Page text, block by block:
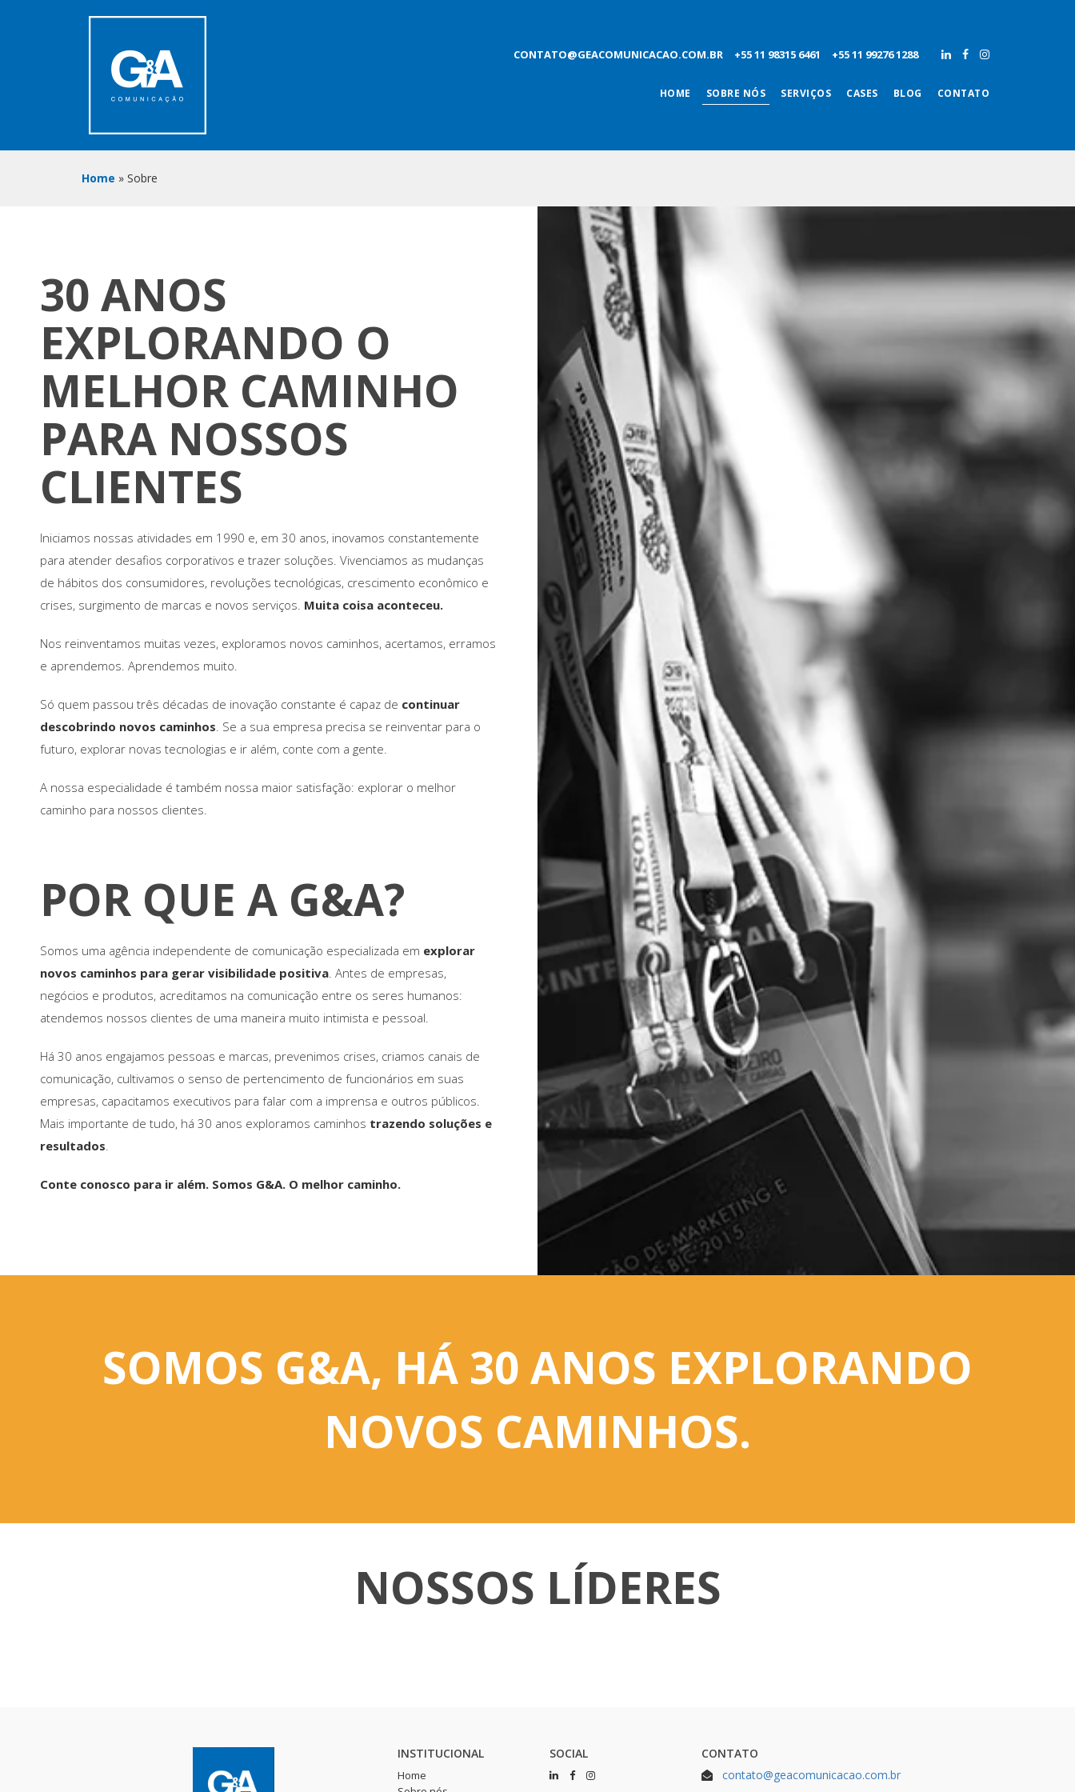
SERVIÇOS
CASES
BLOG
CONTATO
CONTATO@GEACOMUNICACAO.COM.BR +55 11 98315 6461 +55 11 99276 1288
HOME SOBRE NÓS SERVIÇOS CASES BLOG CONTATO
Home » Sobre
30 ANOS
EXPLORANDO O
MELHOR CAMINHO
PARA NOSSOS
CLIENTES
Iniciamos nossas atividades em 1990 e, em 30 anos, inovamos constantemente
para atender desafios corporativos e trazer soluções. Vivenciamos as mudanças
de hábitos dos consumidores, revoluções tecnológicas, crescimento econômico e
crises, surgimento de marcas e novos serviços. Muita coisa aconteceu.
Nos reinventamos muitas vezes, exploramos novos caminhos, acertamos, erramos
e aprendemos. Aprendemos muito.
Só quem passou três décadas de inovação constante é capaz de continuar
descobrindo novos caminhos. Se a sua empresa precisa se reinventar para o
futuro, explorar novas tecnologias e ir além, conte com a gente.
A nossa especialidade é também nossa maior satisfação: explorar o melhor
caminho para nossos clientes.
POR QUE A G&A?
Somos uma agência independente de comunicação especializada em explorar
novos caminhos para gerar visibilidade positiva. Antes de empresas,
negócios e produtos, acreditamos na comunicação entre os seres humanos:
atendemos nossos clientes de uma maneira muito intimista e pessoal.
Há 30 anos engajamos pessoas e marcas, prevenimos crises, criamos canais de
comunicação, cultivamos o senso de pertencimento de funcionários em suas
empresas, capacitamos executivos para falar com a imprensa e outros públicos.
Mais importante de tudo, há 30 anos exploramos caminhos trazendo soluções e
resultados.
Conte conosco para ir além. Somos G&A. O melhor caminho.
SOMOS G&A, HÁ 30 ANOS EXPLORANDO
NOVOS CAMINHOS.
NOSSOS LÍDERES
INSTITUCIONAL
Home
SOCIAL
CONTATO
contato@geacomunicacao.com.br